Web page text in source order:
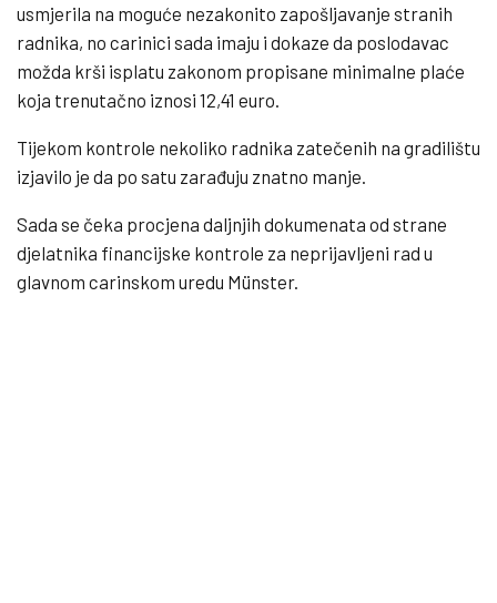
usmjerila na moguće nezakonito zapošljavanje stranih
radnika, no carinici sada imaju i dokaze da poslodavac
možda krši isplatu zakonom propisane minimalne plaće
koja trenutačno iznosi 12,41 euro.
Tijekom kontrole nekoliko radnika zatečenih na gradilištu
izjavilo je da po satu zarađuju znatno manje.
Sada se čeka procjena daljnjih dokumenata od strane
djelatnika financijske kontrole za neprijavljeni rad u
glavnom carinskom uredu Münster.